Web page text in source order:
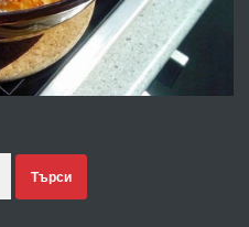
преди 4 дни
ТРИСТАЕН
Търси